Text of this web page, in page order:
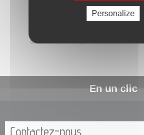
La commune de Papeete traite les données
consultez la
En un clic
Contactez-nous
Personalize